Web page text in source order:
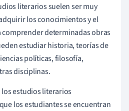
literarios suelen ser muy
los conocimientos y el
determinadas obras
estudiar historia, teorías de
políticas, filosofía,
disciplinas.
los estudios literarios
los estudiantes se encuentran